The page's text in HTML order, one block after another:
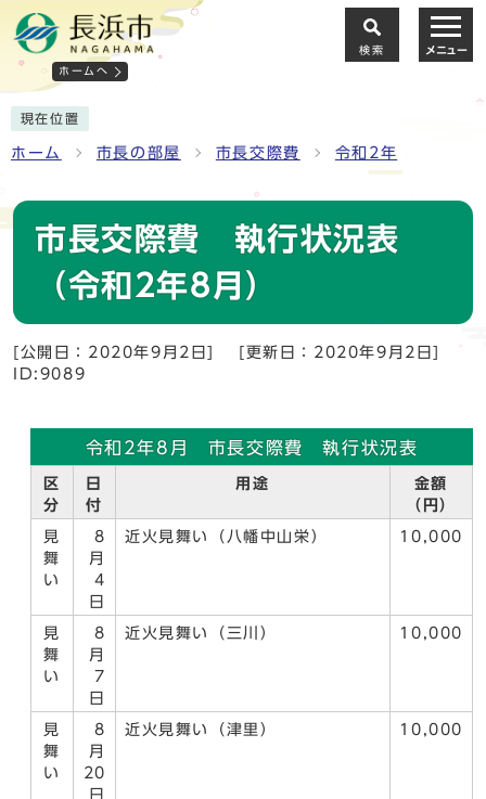
ホームへ
検索 メニュー
現在位置
ホーム 市長の部屋 市長交際費 令和2年
市長交際費 執行状況表
（令和2年8月）
[公開日：2020年9月2日]
[更新日：2020年9月2日]
ID:9089
令和2年8月 市長交際費 執行状況表
区
分
日
付
用途
金額
（円）
見
舞
い
8
月
4
日
近火見舞い（八幡中山栄） 10,000
見
舞
い
8
月
7
日
近火見舞い（三川） 10,000
見
舞
い
8
月
20
日
近火見舞い（津里） 10,000